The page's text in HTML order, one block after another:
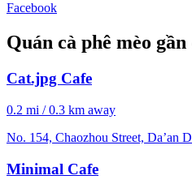
Facebook
Quán cà phê mèo gần
Cat.jpg Cafe
0.2 mi / 0.3 km away
No. 154, Chaozhou Street, Da’an
Minimal Cafe